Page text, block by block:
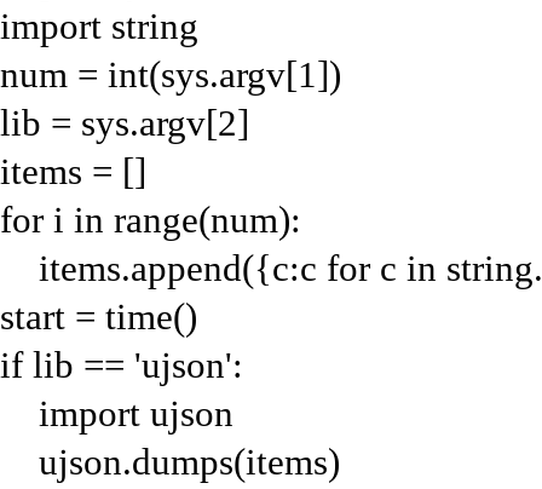
import string
num = int(sys.argv[1])
lib = sys.argv[2]
items = []
for i in range(num):
items.append({c:c for c in
start = time()
if lib == 'ujson':
import ujson
ujson.dumps(items)